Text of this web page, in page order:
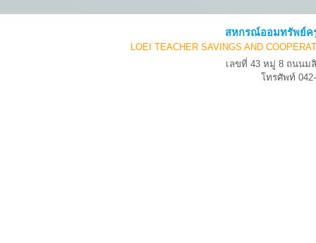
สหกรณ์ออมทรัพย์ค
LOEI TEACHER SAVINGS AND
เลขที่ 43 หมู่ 8 ถนนม
โทรศัพท์